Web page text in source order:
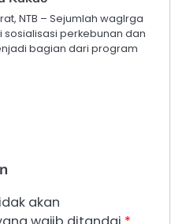
NTB – Sejumlah waglrga
perkebunan dan
bagian dari program
akan